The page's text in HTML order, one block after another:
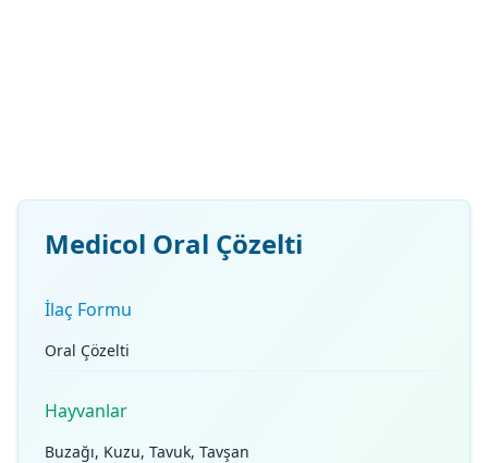
Medicol Oral Çözelti
İlaç Formu
Oral Çözelti
Hayvanlar
Buzağı, Kuzu, Tavuk, Tavşan